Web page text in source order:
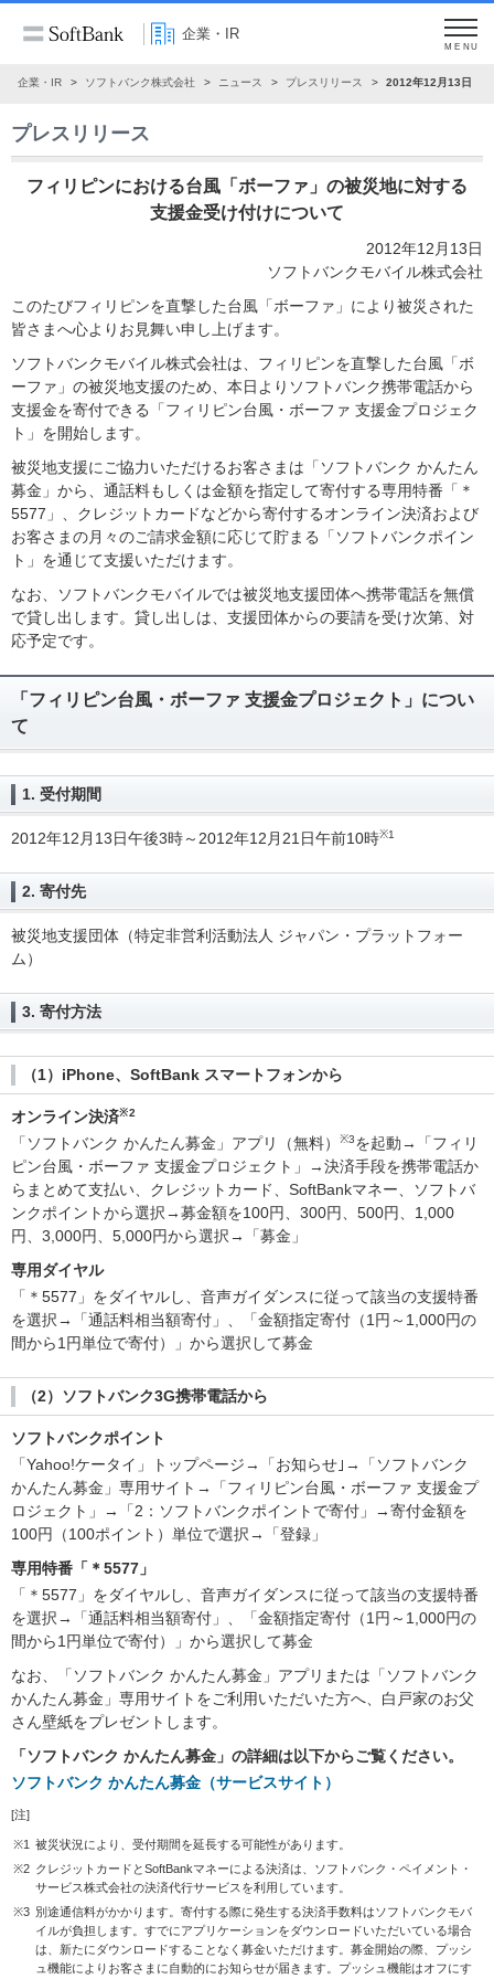
企業・IR
MENU
企業・IR ソフトバンク株式会社 ニュース プレスリリース 2012年12月13日
プレスリリース
フィリピンにおける台風「ボーファ」の被災地に対する
支援金受け付けについて
2012年12月13日
ソフトバンクモバイル株式会社
このたびフィリピンを直撃した台風「ボーファ」により被災された
皆さまへ心よりお見舞い申し上げます。
ソフトバンクモバイル株式会社は、フィリピンを直撃した台風「ボ
ーファ」の被災地支援のため、本日よりソフトバンク携帯電話から
支援金を寄付できる「フィリピン台風・ボーファ 支援金プロジェク
ト」を開始します。
被災地支援にご協力いただけるお客さまは「ソフトバンク かんたん
募金」から、通話料もしくは金額を指定して寄付する専用特番「＊
5577」、クレジットカードなどから寄付するオンライン決済および
お客さまの月々のご請求金額に応じて貯まる「ソフトバンクポイン
ト」を通じて支援いただけます。
なお、ソフトバンクモバイルでは被災地支援団体へ携帯電話を無償
で貸し出します。貸し出しは、支援団体からの要請を受け次第、対
応予定です。
「フィリピン台風・ボーファ 支援金プロジェクト」につい
て
1. 受付期間
2012年12月13日午後3時～2012年12月21日午前10時※1
2. 寄付先
被災地支援団体（特定非営利活動法人 ジャパン・プラットフォー
ム）
3. 寄付方法
（1）iPhone、SoftBank スマートフォンから
オンライン決済※2
「ソフトバンク かんたん募金」アプリ（無料） ※3を起動→「フィリ
ピン台風・ボーファ 支援金プロジェクト」→決済手段を携帯電話か
らまとめて支払い、クレジットカード、SoftBankマネー、ソフトバ
ンクポイントから選択→募金額を100円、300円、500円、1,000
円、3,000円、5,000円から選択→「募金」
専用ダイヤル
「＊5577」をダイヤルし、音声ガイダンスに従って該当の支援特番
を選択→「通話料相当額寄付」、「金額指定寄付（1円～1,000円の
間から1円単位で寄付）」から選択して募金
（2）ソフトバンク3G携帯電話から
ソフトバンクポイント
「Yahoo!ケータイ」トップページ→「お知らせ｣→「ソフトバンク
かんたん募金」専用サイト→「フィリピン台風・ボーファ 支援金プ
ロジェクト」→「2：ソフトバンクポイントで寄付」→寄付金額を
100円（100ポイント）単位で選択→「登録」
専用特番「＊5577」
「＊5577」をダイヤルし、音声ガイダンスに従って該当の支援特番
を選択→「通話料相当額寄付」、「金額指定寄付（1円～1,000円の
間から1円単位で寄付）」から選択して募金
なお、「ソフトバンク かんたん募金」アプリまたは「ソフトバンク
かんたん募金」専用サイトをご利用いただいた方へ、白戸家のお父
さん壁紙をプレゼントします。
「ソフトバンク かんたん募金」の詳細は以下からご覧ください。
ソフトバンク かんたん募金（サービスサイト）
[注]
※1 被災状況により、受付期間を延長する可能性があります。
※2 クレジットカードとSoftBankマネーによる決済は、ソフトバンク・ペイメント・
サービス株式会社の決済代行サービスを利用しています。
※3 別途通信料がかかります。寄付する際に発生する決済手数料はソフトバンクモバ
イルが負担します。すでにアプリケーションをダウンロードいただいている場合
は、新たにダウンロードすることなく募金いただけます。募金開始の際、プッシ
ュ機能によりお客さまに自動的にお知らせが届きます。プッシュ機能はオフにす